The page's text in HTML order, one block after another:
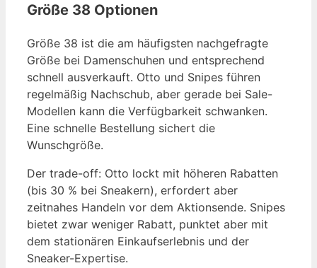
Größe 38 Optionen
Größe 38 ist die am häufigsten nachgefragte
Größe bei Damenschuhen und entsprechend
schnell ausverkauft. Otto und Snipes führen
regelmäßig Nachschub, aber gerade bei Sale-
Modellen kann die Verfügbarkeit schwanken.
Eine schnelle Bestellung sichert die
Wunschgröße.
Der trade-off: Otto lockt mit höheren Rabatten
(bis 30 % bei Sneakern), erfordert aber
zeitnahes Handeln vor dem Aktionsende. Snipes
bietet zwar weniger Rabatt, punktet aber mit
dem stationären Einkaufserlebnis und der
Sneaker-Expertise.